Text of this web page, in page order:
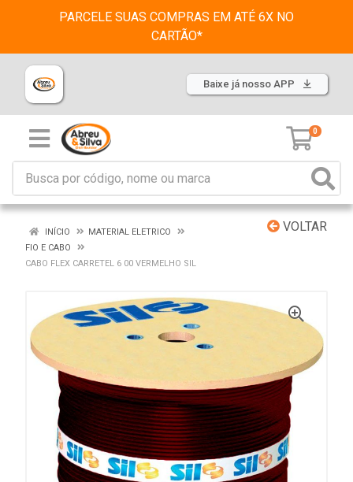
PARCELE SUAS COMPRAS EM ATÉ 6X NO
CARTÃO*
Baixe já nosso APP
0
VOLTAR
INÍCIO
MATERIAL ELETRICO
FIO E CABO
CABO FLEX CARRETEL 6 00 VERMELHO SIL